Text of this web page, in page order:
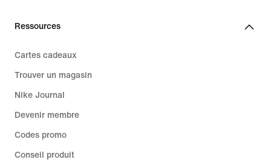
Ressources
Cartes cadeaux
Trouver un magasin
Nike Journal
Devenir membre
Codes promo
Conseil produit